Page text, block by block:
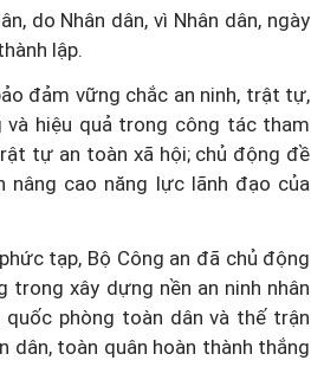
do Nhân dân, vì Nhân dân, ngày
lập.
đảm vững chắc an ninh, trật tự,
hiệu quả trong công tác tham
tự an toàn xã hội; chủ động đề
nâng cao năng lực lãnh đạo của
tạp, Bộ Công an đã chủ động
trong xây dựng nền an ninh nhân
phòng toàn dân và thế trận
dân, toàn quân hoàn thành thắng